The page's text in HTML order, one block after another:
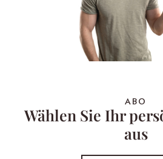
ABO
Wählen Sie Ihr
aus